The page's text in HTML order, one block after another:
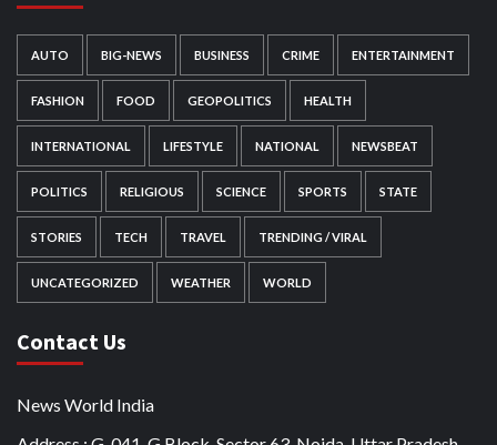
AUTO BIG-NEWS BUSINESS CRIME ENTERTAINMENT
FASHION FOOD GEOPOLITICS HEALTH
INTERNATIONAL LIFESTYLE NATIONAL NEWSBEAT
POLITICS RELIGIOUS SCIENCE SPORTS STATE
STORIES TECH TRAVEL TRENDING / VIRAL
UNCATEGORIZED WEATHER WORLD
Contact Us
News World India